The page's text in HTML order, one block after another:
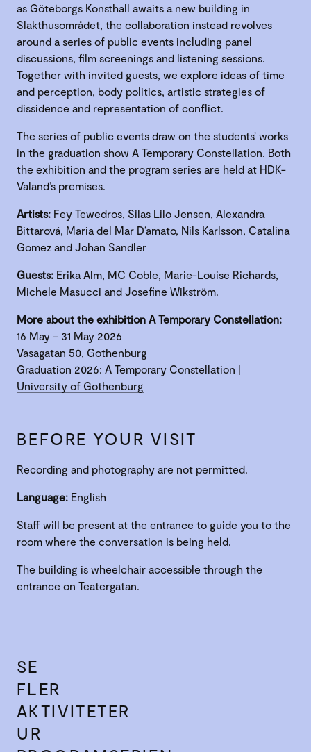
as Göteborgs Konsthall awaits a new building in
Slakthusområdet, the collaboration instead revolves
around a series of public events including panel
discussions, film screenings and listening sessions.
Together with invited guests, we explore ideas of time
and perception, body politics, artistic strategies of
dissidence and representation of conflict.
The series of public events draw on the students’ works
in the graduation show A Temporary Constellation. Both
the exhibition and the program series are held at HDK-
Valand’s premises.
Artists: Fey Tewedros, Silas Lilo Jensen, Alexandra
Bittarová, Maria del Mar D’amato, Nils Karlsson, Catalina
Gomez and Johan Sandler
Guests: Erika Alm, MC Coble, Marie-Louise Richards,
Michele Masucci and Josefine Wikström.
More about the exhibition A Temporary Constellation:
16 May – 31 May 2026
Vasagatan 50, Gothenburg
Graduation 2026: A Temporary Constellation |
University of Gothenburg
BEFORE YOUR VISIT
Recording and photography are not permitted.
Language: English
Staff will be present at the entrance to guide you to the
room where the conversation is being held.
The building is wheelchair accessible through the
entrance on Teatergatan.
SE
FLER
AKTIVITETER
UR